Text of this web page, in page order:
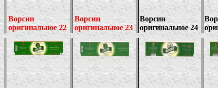
Ворсин
оригинальное 22
Ворсин
оригинальное 23
Ворсин
оригинальное 24